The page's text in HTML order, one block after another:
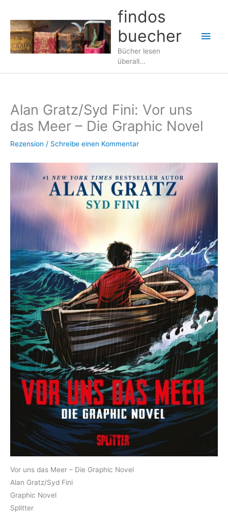
Inhalt
springen
findos
buecher
Bücher lesen
überall...
Alan Gratz/Syd Fini: Vor uns
das Meer – Die Graphic Novel
Rezension / Schreibe einen Kommentar
Vor uns das Meer – Die Graphic Novel
Alan Gratz/Syd Fini
Graphic Novel
Splitter